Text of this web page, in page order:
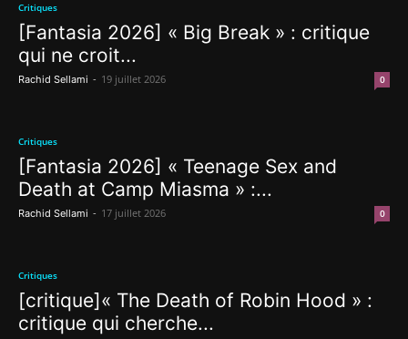
Critiques
[Fantasia 2026] « Big Break » : critique
qui ne croit...
Rachid Sellami - 19 juillet 2026 0
Critiques
[Fantasia 2026] « Teenage Sex and
Death at Camp Miasma » :...
Rachid Sellami - 17 juillet 2026 0
Critiques
[critique]« The Death of Robin Hood » :
critique qui cherche...